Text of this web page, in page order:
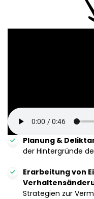
Planung &
der Hintergründe
Erarbeitung von
Strategien zur